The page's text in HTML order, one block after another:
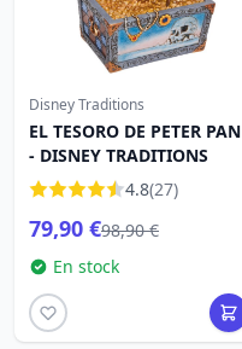
Disney Traditions
EL TESORO DE PETER PAN
- DISNEY TRADITIONS
4.8(27)
79,90 €98,90 €
En stock